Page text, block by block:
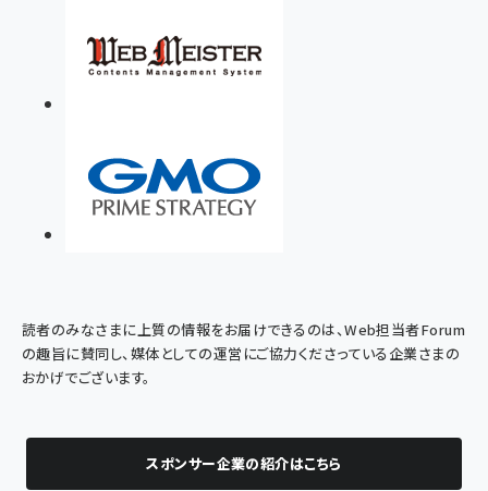
読者のみなさまに上質の情報をお届けできるのは、Web担当者Forum
の趣旨に賛同し、媒体としての運営にご協力くださっている企業さまの
おかげでございます。
スポンサー企業の紹介はこちら